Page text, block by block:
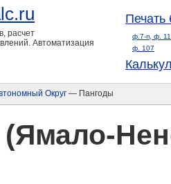
расчет
Автоматизация
Печать
ф.7-п, ф.
ф. 107
Округ — Пангоды